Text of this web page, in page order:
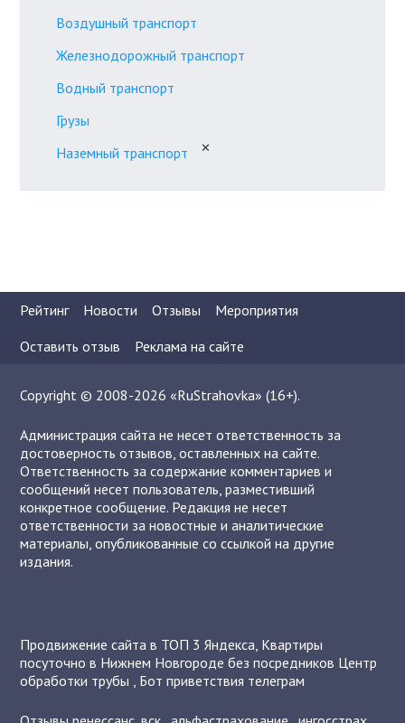
Воздушный транспорт
Железнодорожный транспорт
Водный транспорт
Грузы
Наземный транспорт
✕
Рейтинг Новости Отзывы
Мероприятия
Оставить отзыв
Реклама на сайте
Copyright © 2008-2026 «RuStrahovka» (16+).
Администрация сайта не несет ответственность за
достоверность отзывов, оставленных на сайте.
Ответственность за содержание комментариев и
сообщений несет пользователь, разместивший
конкретное сообщение. Редакция не несет
ответственности за новостные и аналитические
материалы, опубликованные со ссылкой на другие
издания.
Продвижение сайта в ТОП 3 Яндекса Квартиры
посуточно в Нижнем Новгороде без посредников Центр
обработки трубы
Бот приветствия телеграм